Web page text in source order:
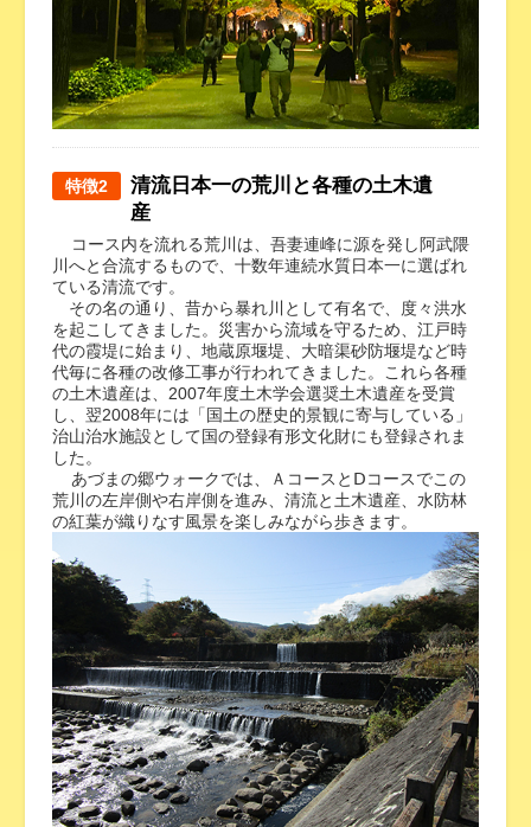
特徴2
清流日本一の荒川と各種の土木遺
産
コース内を流れる荒川は、吾妻連峰に源を発し阿武隈
川へと合流するもので、十数年連続水質日本一に選ばれ
ている清流です。
その名の通り、昔から暴れ川として有名で、度々洪水
を起こしてきました。災害から流域を守るため、江戸時
代の霞堤に始まり、地蔵原堰堤、大暗渠砂防堰堤など時
代毎に各種の改修工事が行われてきました。これら各種
の土木遺産は、2007年度土木学会選奨土木遺産を受賞
し、翌2008年には「国土の歴史的景観に寄与している」
治山治水施設として国の登録有形文化財にも登録されま
した。
あづまの郷ウォークでは、ＡコースとⅮコースでこの
荒川の左岸側や右岸側を進み、清流と土木遺産、水防林
の紅葉が織りなす風景を楽しみながら歩きます。